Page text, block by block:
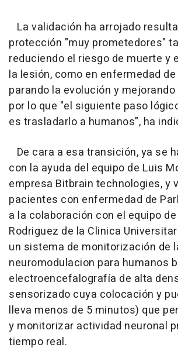
La validación ha arrojado
protección "muy prometedores"
reduciendo el riesgo de muerte y
la lesión, como en enfermedad
parando la evolución y
por lo que "el siguiente paso
es trasladarlo a humanos", ha
De cara a esa transición, ya se
con la ayuda del equipo de Luis
empresa Bitbrain technologies, y
pacientes con enfermedad de
a la colaboración con el equipo
Rodriguez de la Clinica
un sistema de monitorización de
neuromodulacion para humanos
electroencefalografía de alta
sensorizado cuya colocación y
lleva menos de 5 minutos) que
y monitorizar actividad neuronal
tiempo real.